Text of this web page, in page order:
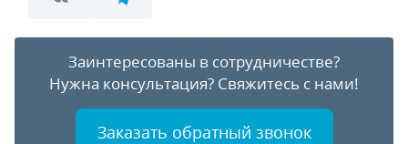
Заинтересованы в сотрудничестве?
Нужна консультация? Свяжитесь с нами!
Заказать обратный звонок